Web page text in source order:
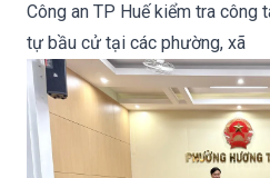
Công an TP Huế kiểm tra công
tự bầu cử tại các phường, xã